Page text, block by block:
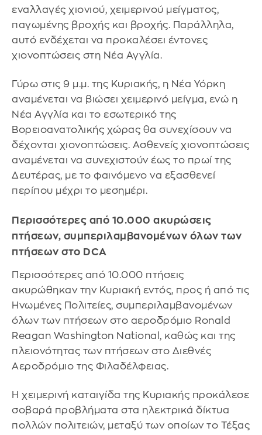
εναλλαγές χιονιού, χειμερινού μείγματος,
παγωμένης βροχής και βροχής. Παράλληλα,
αυτό ενδέχεται να προκαλέσει έντονες
χιονοπτώσεις στη Νέα Αγγλία.
Γύρω στις 9 μ.μ. της Κυριακής, η Νέα Υόρκη
αναμένεται να βιώσει χειμερινό μείγμα, ενώ η
Νέα Αγγλία και το εσωτερικό της
Βορειοανατολικής χώρας θα συνεχίσουν να
δέχονται χιονοπτώσεις. Ασθενείς χιονοπτώσεις
αναμένεται να συνεχιστούν έως το πρωί της
Δευτέρας, με το φαινόμενο να εξασθενεί
περίπου μέχρι το μεσημέρι.
Περισσότερες από 10.000 ακυρώσεις
πτήσεων, συμπεριλαμβανομένων όλων των
πτήσεων στο DCA
Περισσότερες από 10.000 πτήσεις
ακυρώθηκαν την Κυριακή εντός, προς ή από τις
Ηνωμένες Πολιτείες, συμπεριλαμβανομένων
όλων των πτήσεων στο αεροδρόμιο Ronald
Reagan Washington National, καθώς και της
πλειονότητας των πτήσεων στο Διεθνές
Αεροδρόμιο της Φιλαδέλφειας.
Η χειμερινή καταιγίδα της Κυριακής προκάλεσε
σοβαρά προβλήματα στα ηλεκτρικά δίκτυα
πολλών πολιτειών, μεταξύ των οποίων το Τέξας